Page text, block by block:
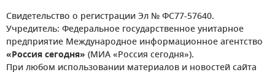
Свидетельство о регистрации Эл № ФС77-57640.
Учредитель: Федеральное государственное унитарное
предприятие Международное информационное агентство
«Россия сегодня» (МИА «Россия сегодня»).
При любом использовании материалов и новостей сайта